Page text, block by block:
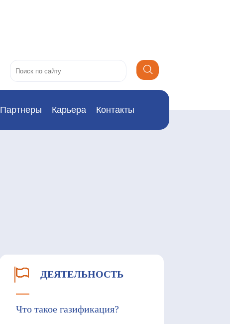
Партнеры Карьера Контакты
ДЕЯТЕЛЬНОСТЬ
Что такое газификация?